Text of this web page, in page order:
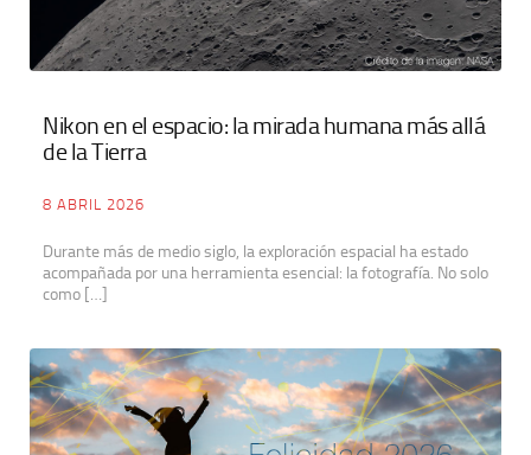
Nikon en el espacio: la mirada humana más allá
de la Tierra
8 ABRIL 2026
Durante más de medio siglo, la exploración espacial ha estado
acompañada por una herramienta esencial: la fotografía. No solo
como […]